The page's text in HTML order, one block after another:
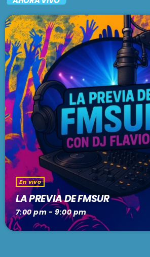
En vivo
LA PREVIA DE FMSUR
7:00 pm - 9:00 pm